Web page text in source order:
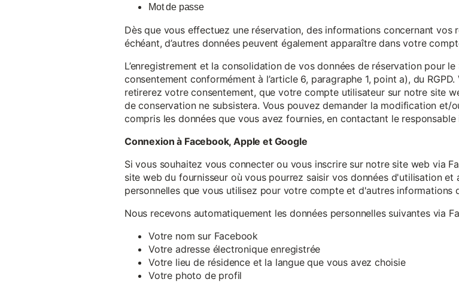
Mot de passe
Dès que vous effectuez une réservation, des informations concernant vos
échéant, d’autres données peuvent également apparaître dans votre
L’enregistrement et la consolidation de vos données de réservation pour
consentement conformément à l’article 6, paragraphe 1, point a), du
retirerez votre consentement, que votre compte utilisateur sur notre site
de conservation ne subsistera. Vous pouvez demander la modification et/
compris les données que vous avez fournies, en contactant le responsable
Connexion à Facebook, Apple et Google
Si vous souhaitez vous connecter ou vous inscrire sur notre site web via
site web du fournisseur où vous pourrez saisir vos données d'utilisation et
personnelles que vous utilisez pour votre compte et d'autres informations
Nous recevons automatiquement les données personnelles suivantes via
Votre nom sur Facebook
Votre adresse électronique enregistrée
Votre lieu de résidence et la langue que vous avez choisie
Votre photo de profil